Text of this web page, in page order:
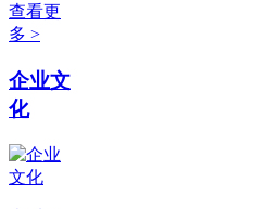
查看更
多 >
企业文
化